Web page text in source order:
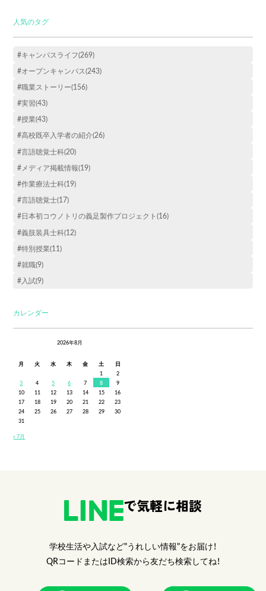
人気のタグ
#キャンパスライフ(269)
#オープンキャンパス(243)
#職業ストーリー(156)
#実習(43)
#授業(43)
#高校既卒入学者の紹介(26)
#言語聴覚士科(20)
#メディア掲載情報(19)
#作業療法士科(19)
#言語聴覚士(17)
#日本初コウノトリの義足製作プロジェクト(16)
#義肢装具士科(12)
#特別授業(11)
#就職(9)
#入試(9)
カレンダー
2026年8月
月 火 水 木 金 土
日
1
2
3
4 5 6 7 8
9
10
11 12 13 14 15
16
17
18 19 20 21 22
23
24
25 26 27 28 29
30
31
« 7月
で気軽に相談
学校生活や入試など"うれしい情報"をお届け！
QRコードまたはID検索から友だち検索してね！